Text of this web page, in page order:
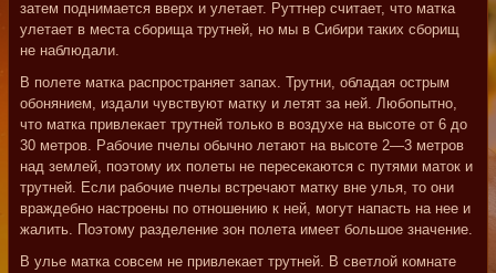
затем поднимается вверх и улетает. Руттнер считает, что матка
улетает в места сборища трутней, но мы в Сибири таких сборищ
не наблюдали.
В полете матка распространяет запах. Трутни, обладая острым
обонянием, издали чувствуют матку и летят за ней. Любопытно,
что матка привлекает трутней только в воздухе на высоте от 6 до
30 метров. Рабочие пчелы обычно летают на высоте 2—3 метров
над землей, поэтому их полеты не пересекаются с путями маток и
трутней. Если рабочие пчелы встречают матку вне улья, то они
враждебно настроены по отношению к ней, могут напасть на нее и
жалить. Поэтому разделение зон полета имеет большое значение.
В улье матка совсем не привлекает трутней. В светлой комнате